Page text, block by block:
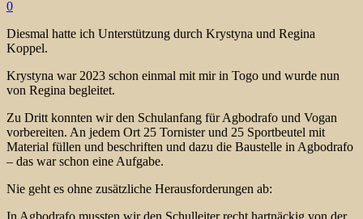
0
Diesmal hatte ich Unterstützung durch Krystyna und Regina
Koppel.
Krystyna war 2023 schon einmal mit mir in Togo und wurde nun
von Regina begleitet.
Zu Dritt konnten wir den Schulanfang für Agbodrafo und Vogan
vorbereiten. An jedem Ort 25 Tornister und 25 Sportbeutel mit
Material füllen und beschriften und dazu die Baustelle in Agbodrafo
– das war schon eine Aufgabe.
Nie geht es ohne zusätzliche Herausforderungen ab:
In Agbodrafo mussten wir den Schulleiter recht hartnäckig von der